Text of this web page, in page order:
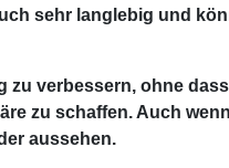
sehr langlebig und
verbessern, ohne
zu schaffen. Auch
aussehen.